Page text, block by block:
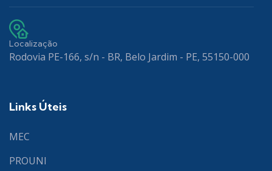
Localização
Rodovia PE-166, s/n - BR, Belo Jardim - PE, 55150-000
Links Úteis
MEC
PROUNI